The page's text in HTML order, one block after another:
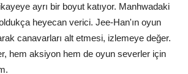
ayrı bir boyut katıyor. Manhwadaki
heyecan verici. Jee-Han'ın oyun
canavarları alt etmesi, izlemeye değer.
hem aksiyon hem de oyun severler için